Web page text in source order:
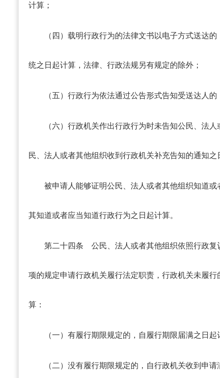
计算；
（四）载明行政行为的法律文书以电子方式送达
统之日起计算，法律、行政法规另有规定的除外；
（五）行政行为依法通过公告形式告知受送达人
（六）行政机关作出行政行为时未告知公民、法
民、法人或者其他组织收到行政机关补充告知的通知之
被申请人能够证明公民、法人或者其他组织知道
其知道或者应当知道行政行为之日起计算。
第二十四条 公民、法人或者其他组织依照行政复
项的规定申请行政机关履行法定职责，行政机关未履
算：
（一）有履行期限规定的，自履行期限届满之日起
（二）没有履行期限规定的，自行政机关收到申请